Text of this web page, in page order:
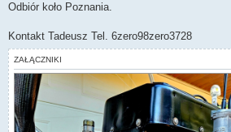
Odbiór koło Poznania.
Kontakt Tadeusz Tel. 6zero98zero3728
ZAŁĄCZNIKI